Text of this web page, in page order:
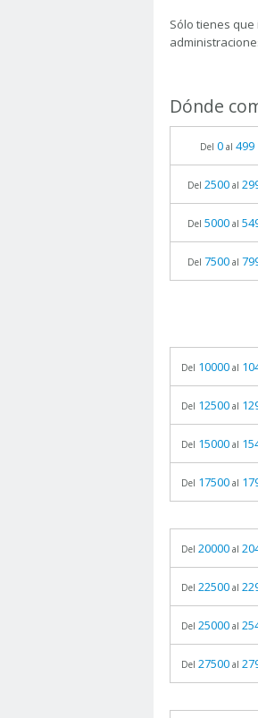
Sólo tienes
Dónde
Del 0 al 499
Del 2500 al
Del 5000 al
Del 7500 al
Del 10000 al
Del 12500 al
Del 15000 al
Del 17500 al
Del 20000 al
Del 22500 al
Del 25000 al
Del 27500 al